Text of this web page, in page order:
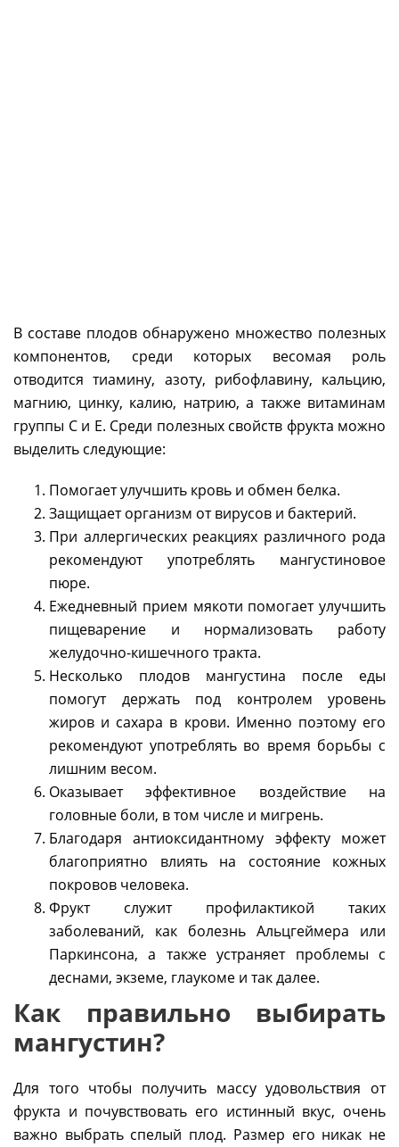
В составе плодов обнаружено множество полезных
компонентов, среди которых весомая роль
отводится тиамину, азоту, рибофлавину, кальцию,
магнию, цинку, калию, натрию, а также витаминам
группы С и Е. Среди полезных свойств фрукта можно
выделить следующие:
Помогает улучшить кровь и обмен белка.
Защищает организм от вирусов и бактерий.
При аллергических реакциях различного рода
рекомендуют употреблять мангустиновое
пюре.
Ежедневный прием мякоти помогает улучшить
пищеварение и нормализовать работу
желудочно-кишечного тракта.
Несколько плодов мангустина после еды
помогут держать под контролем уровень
жиров и сахара в крови. Именно поэтому его
рекомендуют употреблять во время борьбы с
лишним весом.
Оказывает эффективное воздействие на
головные боли, в том числе и мигрень.
Благодаря антиоксидантному эффекту может
благоприятно влиять на состояние кожных
покровов человека.
Фрукт служит профилактикой таких
заболеваний, как болезнь Альцгеймера или
Паркинсона, а также устраняет проблемы с
деснами, экземе, глаукоме и так далее.
Как правильно выбирать
мангустин?
Для того чтобы получить массу удовольствия от
фрукта и почувствовать его истинный вкус, очень
важно выбрать спелый плод. Размер его никак не